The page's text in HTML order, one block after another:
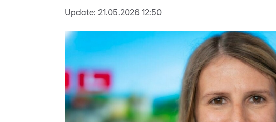
Update: 21.05.2026 12:50